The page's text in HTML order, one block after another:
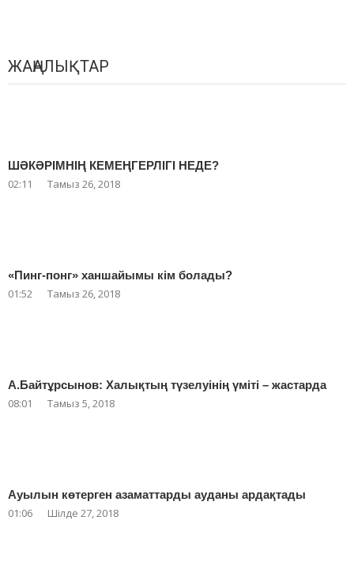
ЖАҢАЛЫҚТАР
ШӘКӘРІМНІҢ КЕМЕҢГЕРЛІГІ НЕДЕ?
02:11 Тамыз 26, 2018
«Пинг-понг» ханшайымы кім болады?
01:52 Тамыз 26, 2018
А.Байтұрсынов: Халықтың түзелуінің үміті – жастарда
08:01 Тамыз 5, 2018
Ауылын көтерген азаматтарды ауданы ардақтады
01:06 Шілде 27, 2018